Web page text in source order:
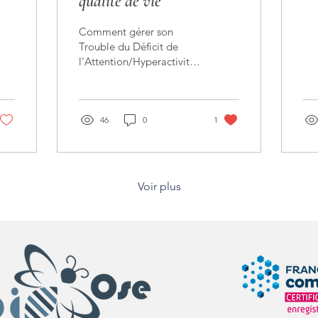
Comment gérer son
Trouble du Déficit de
l'Attention/Hyperactivité
un... 46 0 1
Voir plus